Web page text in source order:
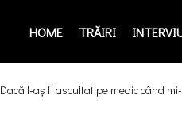
HOME TRĂIRI
Dacă l-aș fi ascultat pe medic când